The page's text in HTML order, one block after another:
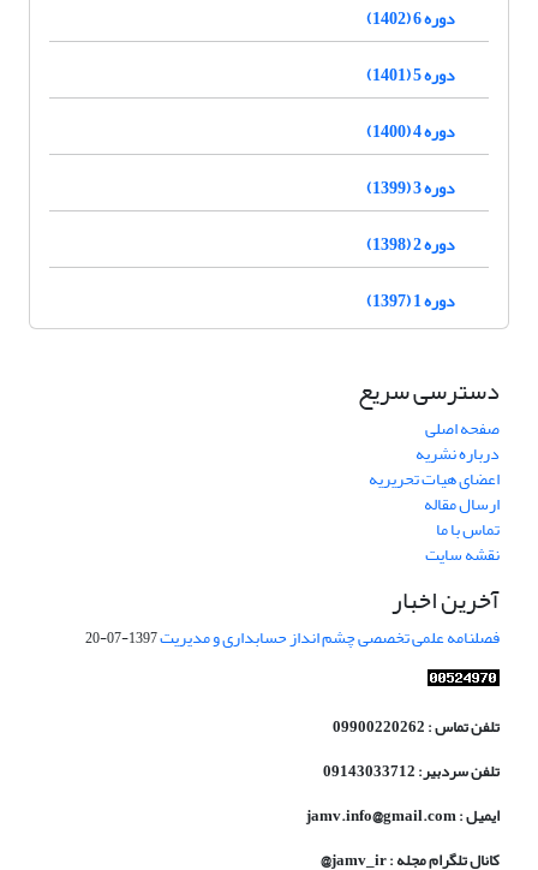
دوره 6 (1402)
دوره 5 (1401)
دوره 4 (1400)
دوره 3 (1399)
دوره 2 (1398)
دوره 1 (1397)
دسترسی سریع
صفحه اصلی
درباره نشریه
اعضای هیات تحریریه
ارسال مقاله
تماس با ما
نقشه سایت
آخرین اخبار
فصلنامه علمی تخصصی چشم انداز حسابداری و مدیریت1397-07-20
تلفن تماس : 09900220262
تلفن سردبیر: 09143033712
ایمیل : jamv.info@gmail.com
کانال تلگرام مجله : jamv_ir@